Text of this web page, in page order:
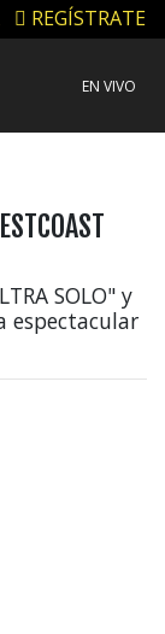
REGÍSTRATE
EN VIVO
SOLO" y
espectacular